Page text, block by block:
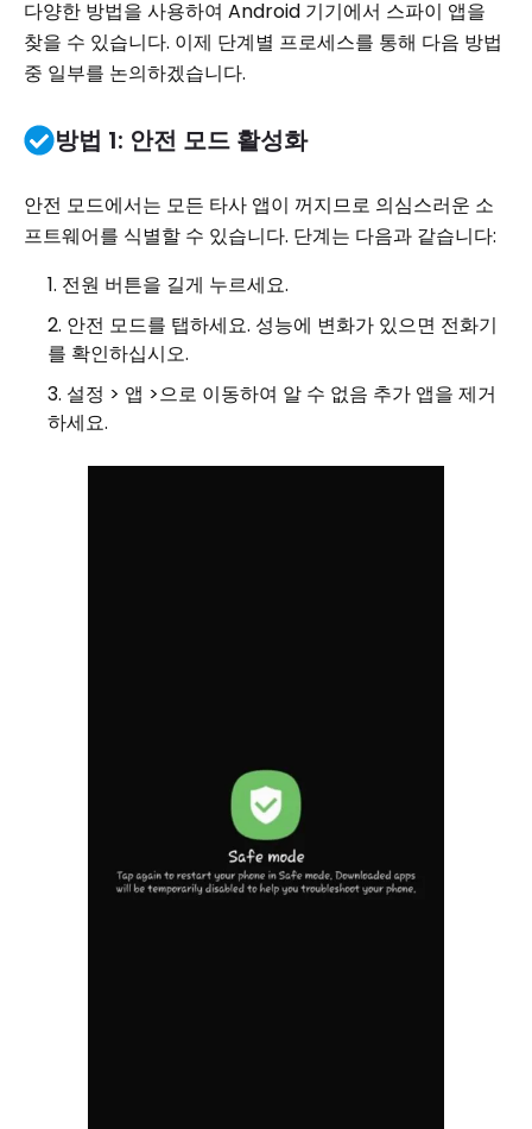
다양한 방법을 사용하여 Android 기기에서 스파이 앱을
찾을 수 있습니다. 이제 단계별 프로세스를 통해 다음 방법
중 일부를 논의하겠습니다.
방법 1: 안전 모드 활성화
안전 모드에서는 모든 타사 앱이 꺼지므로 의심스러운 소
프트웨어를 식별할 수 있습니다. 단계는 다음과 같습니다:
전원 버튼을 길게 누르세요.
안전 모드를 탭하세요. 성능에 변화가 있으면 전화기
를 확인하십시오.
설정 > 앱 >으로 이동하여 알 수 없음 추가 앱을 제거
하세요.